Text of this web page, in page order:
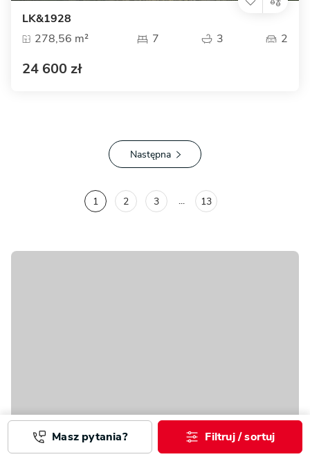
LK&1928
278,56 m²
7 3 2
24 600 zł
Następna
1 2 3 ... 13
Masz pytania? Filtruj / sortuj